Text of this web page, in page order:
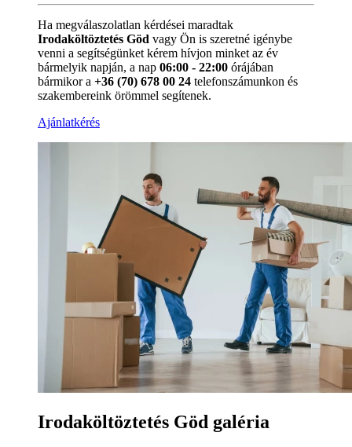
Ha megválaszolatlan kérdései maradtak
Irodaköltöztetés Göd vagy Ön is szeretné igénybe
venni a segítségünket kérem hívjon minket az év
bármelyik napján, a nap 06:00 - 22:00 órájában
bármikor a +36 (70) 678 00 24 telefonszámunkon és
szakembereink örömmel segítenek.
Ajánlatkérés
Irodaköltöztetés Göd galéria